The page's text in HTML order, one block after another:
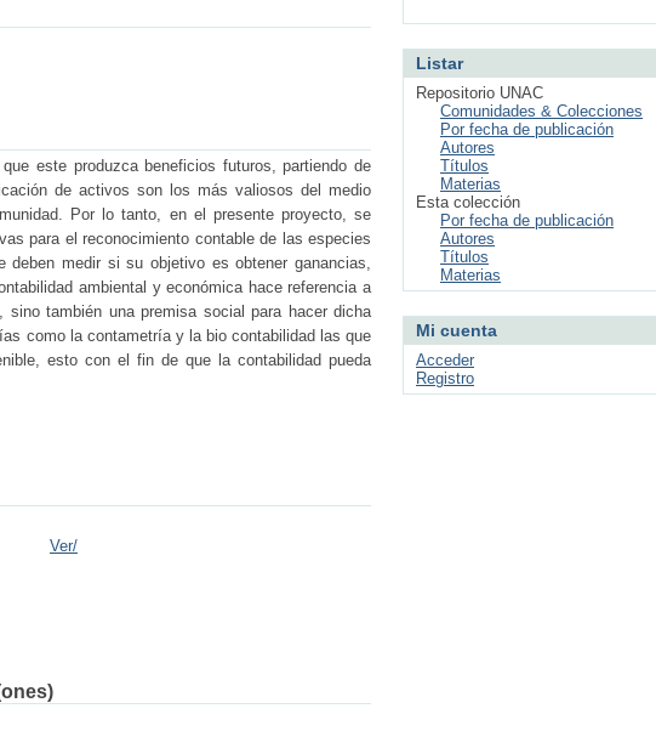
este produzca beneficios futuros, partiendo de
de activos son los más valiosos del medio
Por lo tanto, en el presente proyecto, se
para el reconocimiento contable de las especies
deben medir si su objetivo es obtener ganancias,
ambiental y económica hace referencia a
también una premisa social para hacer dicha
como la contametría y la bio contabilidad las que
esto con el fin de que la contabilidad pueda
Ver/
Listar
Repositorio UNAC
Comunidades & Colecciones
Por fecha de publicación
Autores
Títulos
Materias
Esta colección
Por fecha de publicación
Autores
Títulos
Materias
Mi cuenta
Acceder
Registro